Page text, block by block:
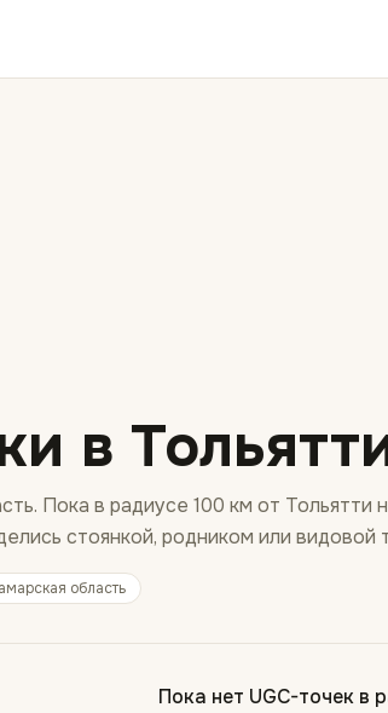
в
Пока в радиусе 100 км от Тольятти
стоянкой, родником или
область
Пока нет UGC-точек в